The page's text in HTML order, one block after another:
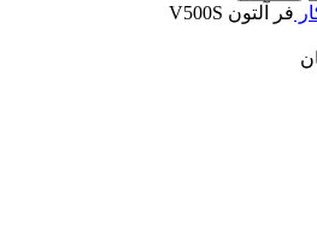
فر آلتون V500S